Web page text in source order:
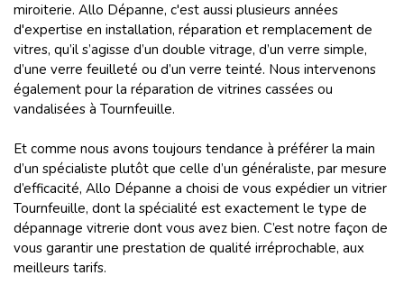
miroiterie. Allo Dépanne, c'est aussi plusieurs années
d'expertise en installation, réparation et remplacement de
vitres, qu’il s’agisse d’un double vitrage, d’un verre simple,
d’une verre feuilleté ou d’un verre teinté. Nous intervenons
également pour la réparation de vitrines cassées ou
vandalisées à Tournfeuille.
Et comme nous avons toujours tendance à préférer la main
d’un spécialiste plutôt que celle d’un généraliste, par mesure
d’efficacité, Allo Dépanne a choisi de vous expédier un vitrier
Tournfeuille, dont la spécialité est exactement le type de
dépannage vitrerie dont vous avez bien. C’est notre façon de
vous garantir une prestation de qualité irréprochable, aux
meilleurs tarifs.